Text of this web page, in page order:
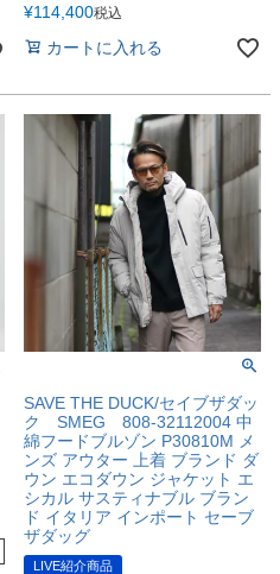
¥114,400税込
カートに入れる
SAVE THE DUCK/セイブザダッ
ク SMEG 808-32112004 中
綿フードブルゾン P30810M メ
ンズ アウター 上着 ブランド ダ
ウン エコダウン ジャケット エ
シカル サスティナブル ブラン
ド イタリア インポート セーブ
ザダッグ
LIVE紹介商品